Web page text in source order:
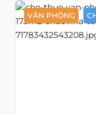
VĂN PHÒNG